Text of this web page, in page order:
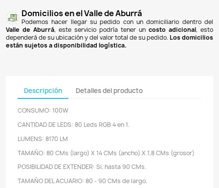
NOTIFICARME CUANDO ESTÉ DISPONIBLE
Bancolombia,Davivienda,NequiyDaviplata
PSEy contarjetas de crédito
Envíos gratuitos
Ofrecemos envíos
superiores a $100.000 COP. Los envíos a municipios de
un costo de$10.000 COP . Los envíos a otras ciudades
de$18.000 COP.